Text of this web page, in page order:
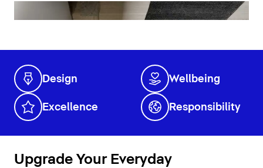
Design Wellbeing
Excellence Responsibility
Upgrade Your Everyday